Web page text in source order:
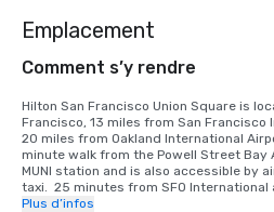
Emplacement
Comment s’y rendre
Hilton San Francisco Union Square is
Francisco, 13 miles from San Francisco
20 miles from Oakland International
minute walk from the Powell Street Bay
MUNI station and is also accessible by
taxi.  25 minutes from SFO
BART train.  We are located in the
Plus d’infos